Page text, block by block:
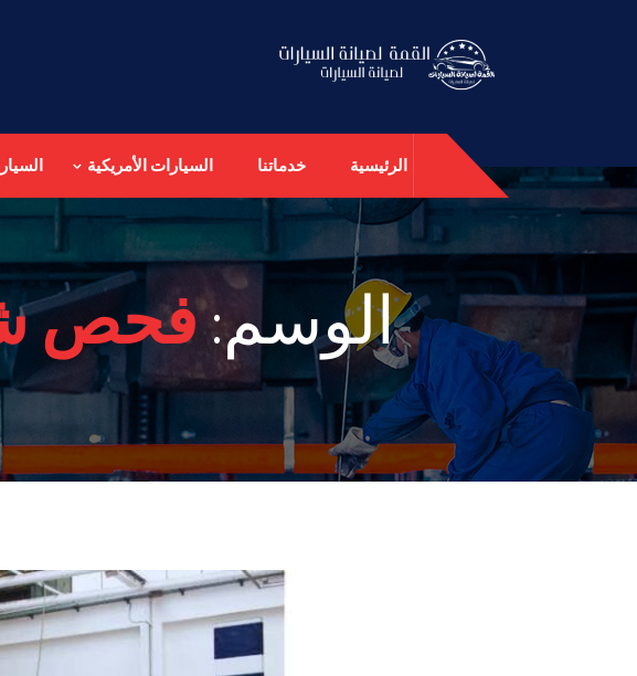
الرئيسية خدماتنا السيارات الأمريكية
الوسم:فحص